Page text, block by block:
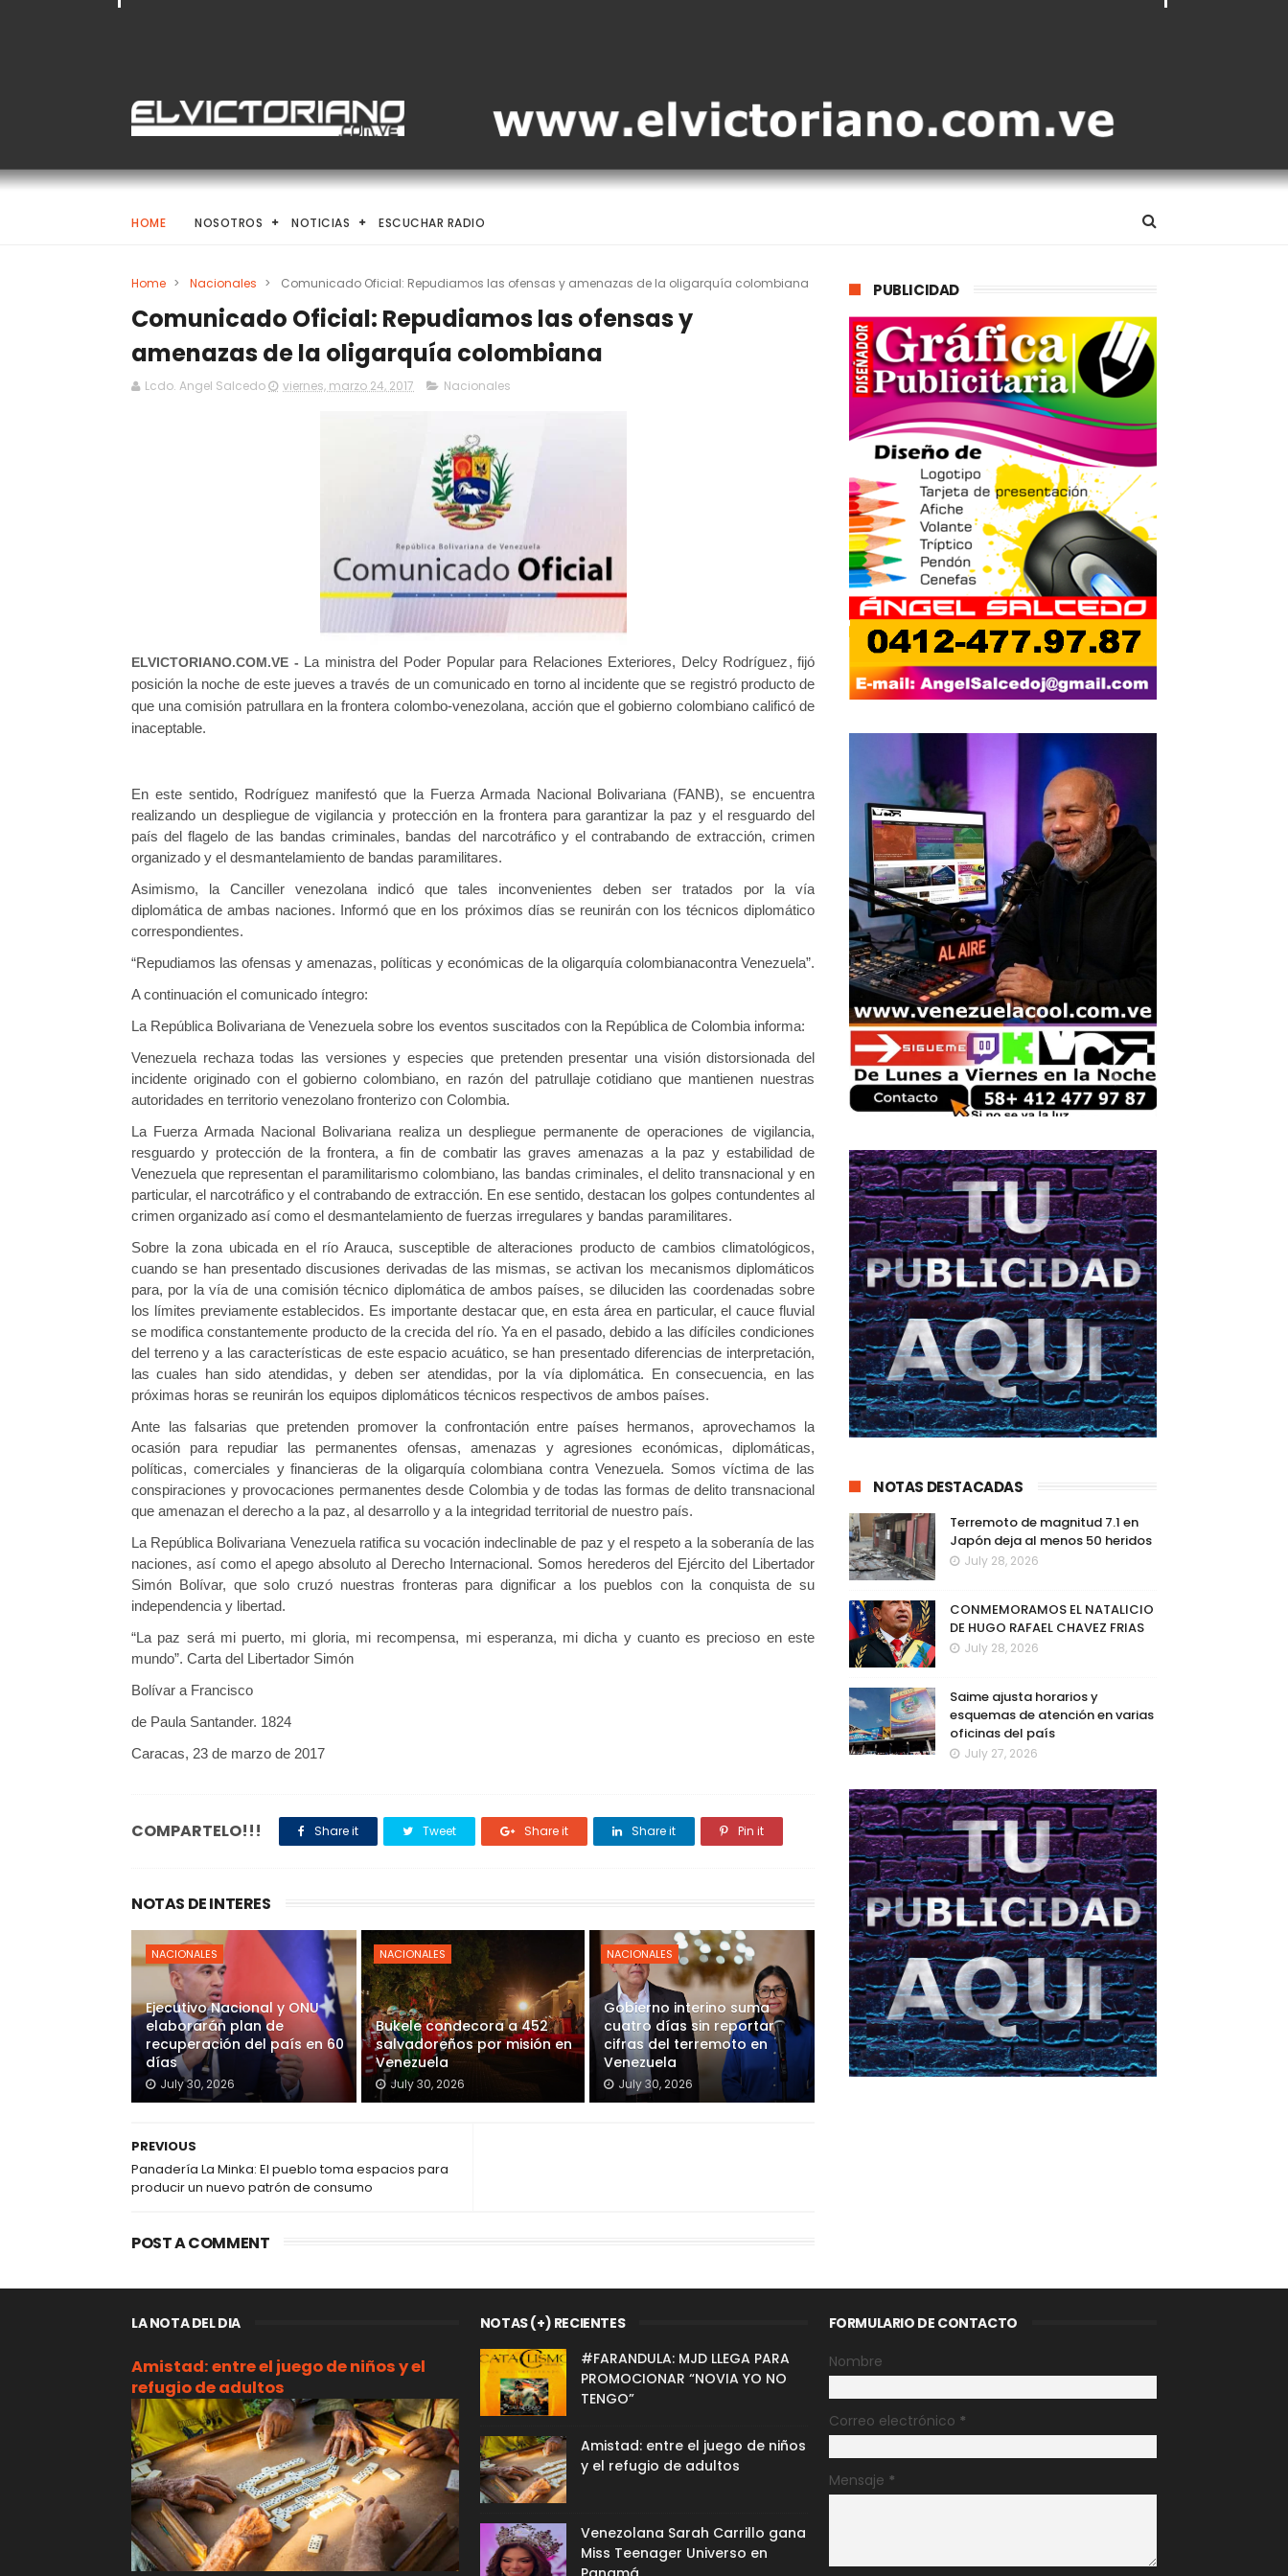
HOME NOSOTROS NOTICIAS ESCUCHAR RADIO
Home > Nacionales > Comunicado Oficial: Repudiamos las ofensas y amenazas de la oligarquía colombiana
Comunicado Oficial: Repudiamos las ofensas y
amenazas de la oligarquía colombiana
Lcdo. Angel Salcedo viernes, marzo 24, 2017 Nacionales
ELVICTORIANO.COM.VE - La ministra del Poder Popular para Relaciones Exteriores, Delcy Rodríguez, fijó
posición la noche de este jueves a través de un comunicado en torno al incidente que se registró producto de
que una comisión patrullara en la frontera colombo-venezolana, acción que el gobierno colombiano calificó de
inaceptable.
En este sentido, Rodríguez manifestó que la Fuerza Armada Nacional Bolivariana (FANB), se encuentra
realizando un despliegue de vigilancia y protección en la frontera para garantizar la paz y el resguardo del
país del flagelo de las bandas criminales, bandas del narcotráfico y el contrabando de extracción, crimen
organizado y el desmantelamiento de bandas paramilitares.
Asimismo, la Canciller venezolana indicó que tales inconvenientes deben ser tratados por la vía
diplomática de ambas naciones. Informó que en los próximos días se reunirán con los técnicos diplomático
correspondientes.
“Repudiamos las ofensas y amenazas, políticas y económicas de la oligarquía colombianacontra Venezuela”.
A continuación el comunicado íntegro:
La República Bolivariana de Venezuela sobre los eventos suscitados con la República de Colombia informa:
Venezuela rechaza todas las versiones y especies que pretenden presentar una visión distorsionada del
incidente originado con el gobierno colombiano, en razón del patrullaje cotidiano que mantienen nuestras
autoridades en territorio venezolano fronterizo con Colombia.
La Fuerza Armada Nacional Bolivariana realiza un despliegue permanente de operaciones de vigilancia,
resguardo y protección de la frontera, a fin de combatir las graves amenazas a la paz y estabilidad de
Venezuela que representan el paramilitarismo colombiano, las bandas criminales, el delito transnacional y en
particular, el narcotráfico y el contrabando de extracción. En ese sentido, destacan los golpes contundentes al
crimen organizado así como el desmantelamiento de fuerzas irregulares y bandas paramilitares.
Sobre la zona ubicada en el río Arauca, susceptible de alteraciones producto de cambios climatológicos,
cuando se han presentado discusiones derivadas de las mismas, se activan los mecanismos diplomáticos
para, por la vía de una comisión técnico diplomática de ambos países, se diluciden las coordenadas sobre
los límites previamente establecidos. Es importante destacar que, en esta área en particular, el cauce fluvial
se modifica constantemente producto de la crecida del río. Ya en el pasado, debido a las difíciles condiciones
del terreno y a las características de este espacio acuático, se han presentado diferencias de interpretación,
las cuales han sido atendidas, y deben ser atendidas, por la vía diplomática. En consecuencia, en las
próximas horas se reunirán los equipos diplomáticos técnicos respectivos de ambos países.
Ante las falsarias que pretenden promover la confrontación entre países hermanos, aprovechamos la
ocasión para repudiar las permanentes ofensas, amenazas y agresiones económicas, diplomáticas,
políticas, comerciales y financieras de la oligarquía colombiana contra Venezuela. Somos víctima de las
conspiraciones y provocaciones permanentes desde Colombia y de todas las formas de delito transnacional
que amenazan el derecho a la paz, al desarrollo y a la integridad territorial de nuestro país.
La República Bolivariana Venezuela ratifica su vocación indeclinable de paz y el respeto a la soberanía de las
naciones, así como el apego absoluto al Derecho Internacional. Somos herederos del Ejército del Libertador
Simón Bolívar, que solo cruzó nuestras fronteras para dignificar a los pueblos con la conquista de su
independencia y libertad.
“La paz será mi puerto, mi gloria, mi recompensa, mi esperanza, mi dicha y cuanto es precioso en este
mundo”. Carta del Libertador Simón
Bolívar a Francisco
de Paula Santander. 1824
Caracas, 23 de marzo de 2017
COMPARTELO!!! Share it Tweet Share it Share it Pin it
NOTAS DE INTERES
NACIONALES
Ejecutivo Nacional y ONU
elaborarán plan de
recuperación del país en 60
días
July 30, 2026
NACIONALES
Bukele condecora a 452
salvadoreños por misión en
Venezuela
July 30, 2026
NACIONALES
Gobierno interino suma
cuatro días sin reportar
cifras del terremoto en
Venezuela
July 30, 2026
PREVIOUS
Panadería La Minka: El pueblo toma espacios para
producir un nuevo patrón de consumo
POST A COMMENT
PUBLICIDAD
NOTAS DESTACADAS
Terremoto de magnitud 7.1 en
Japón deja al menos 50 heridos
July 28, 2026
CONMEMORAMOS EL NATALICIO
DE HUGO RAFAEL CHAVEZ FRIAS
July 28, 2026
Saime ajusta horarios y
esquemas de atención en varias
oficinas del país
July 27, 2026
LA NOTA DEL DIA
Amistad: entre el juego de niños y el
refugio de adultos
NOTAS (+) RECIENTES
#FARANDULA: MJD LLEGA PARA
PROMOCIONAR “NOVIA YO NO
TENGO”
Amistad: entre el juego de niños
y el refugio de adultos
Venezolana Sarah Carrillo gana
Miss Teenager Universo en
FORMULARIO DE CONTACTO
Nombre
Correo electrónico *
Mensaje *